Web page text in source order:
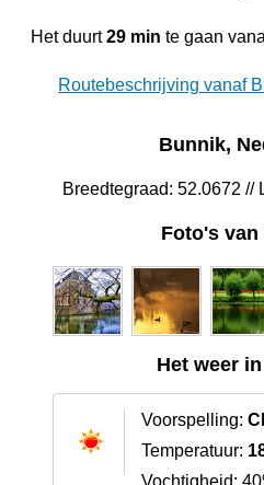
Het duurt29 min te gaan
Routebeschrijving vanaf
Bunnik,
Breedtegraad: 52.0672 //
Foto's
Het weer
Voorspelling:
Temperatuur: